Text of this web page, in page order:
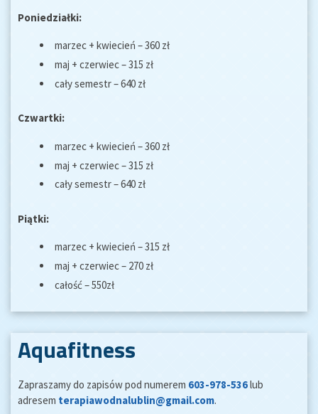
Poniedziałki:
marzec + kwiecień – 360 zł
maj + czerwiec – 315 zł
cały semestr – 640 zł
Czwartki:
marzec + kwiecień – 360 zł
maj + czerwiec – 315 zł
cały semestr – 640 zł
Piątki:
marzec + kwiecień – 315 zł
maj + czerwiec – 270 zł
całość – 550zł
Aquafitness
Zapraszamy do zapisów pod numerem 603-978-536lub
adresem terapiawodnalublin@gmail.com.